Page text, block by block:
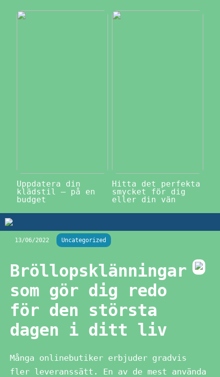
Uppdatera din
klädstil – på en
budget
Hitta det perfekta
smycket för dig
eller din vän
13/06/2022 Uncategorized
Bröllopsklänningar
som gör dig redo
för den största
dagen i ditt liv
Många onlinebutiker erbjuder gradvis
fler leveranssätt. En av de mest använda